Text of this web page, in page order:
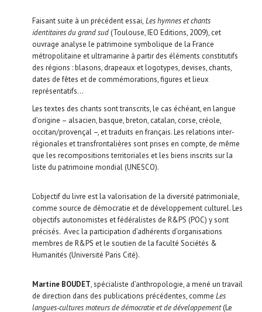
Faisant suite à un précédent essai, Les hymnes et chants
identitaires du grand sud (Toulouse, IEO Editions, 2009), cet
ouvrage analyse le patrimoine symbolique de la France
métropolitaine et ultramarine à partir des éléments constitutifs
des régions : blasons, drapeaux et logotypes, devises, chants,
dates de fêtes et de commémorations, figures et lieux
représentatifs…
Les textes des chants sont transcrits, le cas échéant, en langue
d’origine – alsacien, basque, breton, catalan, corse, créole,
occitan/provençal –, et traduits en français. Les relations inter-
régionales et transfrontalières sont prises en compte, de même
que les recompositions territoriales et les biens inscrits sur la
liste du patrimoine mondial (UNESCO).
L’objectif du livre est la valorisation de la diversité patrimoniale,
comme source de démocratie et de développement culturel. Les
objectifs autonomistes et fédéralistes de R&PS (POC) y sont
précisés. Avec la participation d’adhérents d’organisations
membres de R&PS et le soutien de la faculté Sociétés &
Humanités (Université Paris Cité).
Martine BOUDET, spécialiste d’anthropologie, a mené un travail
de direction dans des publications précédentes, comme Les
langues-cultures moteurs de démocratie et de développement(Le